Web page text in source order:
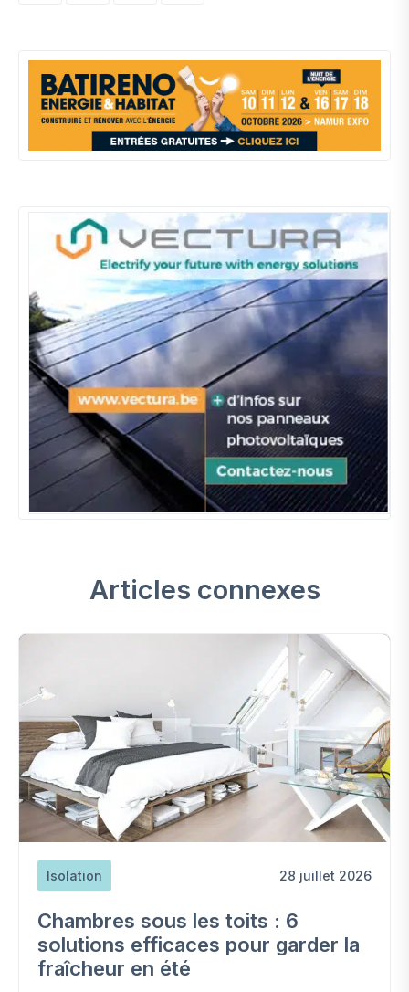
Articles connexes
Isolation 28 juillet 2026
Chambres sous les toits : 6
solutions efficaces pour garder la
fraîcheur en été